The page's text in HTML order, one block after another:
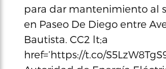
para dar mantenimiento al
en Paseo De Diego entre
Bautista. CC2 lt;a
href=’https://t.co/